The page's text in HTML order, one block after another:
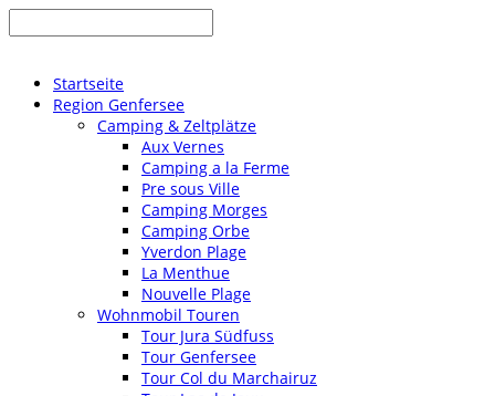
Startseite
Region Genfersee
Camping & Zeltplätze
Aux Vernes
Camping a la Ferme
Pre sous Ville
Camping Morges
Camping Orbe
Yverdon Plage
La Menthue
Nouvelle Plage
Wohnmobil Touren
Tour Jura Südfuss
Tour Genfersee
Tour Col du Marchairuz